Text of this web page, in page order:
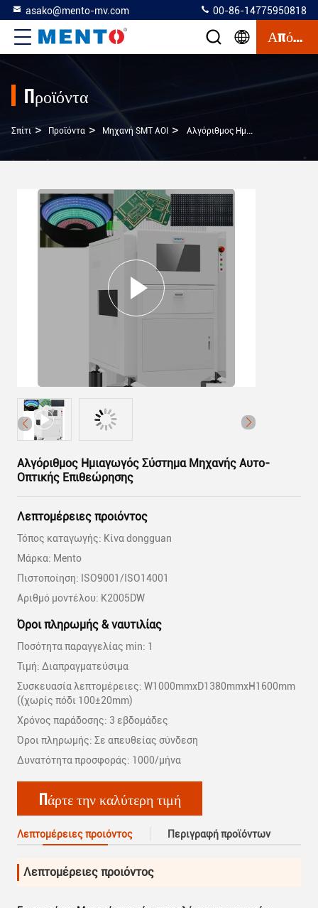
asako@mento-mv.com 00-86-14775950818
Απόσπασμα
Προϊόντα
Σπίτι > Προϊόντα > Μηχανή SMT AOI > Αλγόριθμος Ημιαγωγός Σύστημα Μηχανής Αυτο-Οπτικής Επιθεώρησης
Αλγόριθμος Ημιαγωγός Σύστημα Μηχανής Αυτο-
Οπτικής Επιθεώρησης
Λεπτομέρειες προιόντος
Τόπος καταγωγής: Κίνα dongguan
Μάρκα: Mento
Πιστοποίηση: ISO9001/ISO14001
Αριθμό μοντέλου: K2005DW
Όροι πληρωμής & ναυτιλίας
Ποσότητα παραγγελίας min: 1
Τιμή: Διαπραγματεύσιμα
Συσκευασία λεπτομέρειες: W1000mmxD1380mmxH1600mm
((χωρίς πόδι 100±20mm)
Χρόνος παράδοσης: 3 εβδομάδες
Όροι πληρωμής: Σε απευθείας σύνδεση
Δυνατότητα προσφοράς: 1000/μήνα
Πάρτε την καλύτερη τιμή
Λεπτομέρειες προιόντος Περιγραφή προϊόντων
Λεπτομέρειες προιόντος